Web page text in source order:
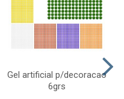
Gel artificial p/decoracao
6grs